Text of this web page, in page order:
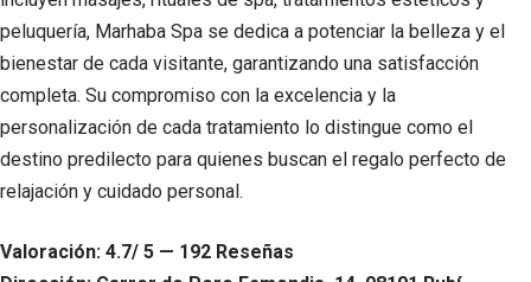
peluquería, Marhaba Spa se dedica a potenciar la belleza y el
bienestar de cada visitante, garantizando una satisfacción
completa. Su compromiso con la excelencia y la
personalización de cada tratamiento lo distingue como el
destino predilecto para quienes buscan el regalo perfecto de
relajación y cuidado personal.
Valoración: 4.7/ 5 — 192 Reseñas